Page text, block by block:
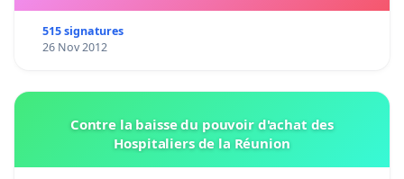
515 signatures
26 Nov 2012
Contre la baisse du pouvoir d'achat des
Hospitaliers de la Réunion